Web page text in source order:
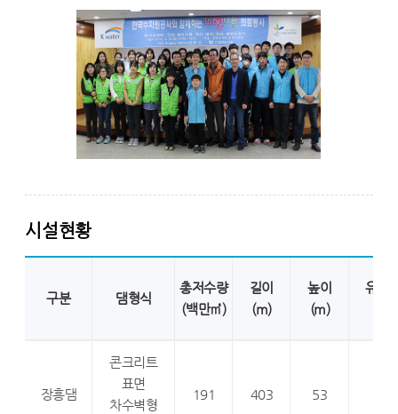
시설현황
구분 댐형식
총저수량
(백만㎥)
길이
(m)
높이
(m)
유역
장흥댐
콘크리트
표면
차수벽형
191 403 53